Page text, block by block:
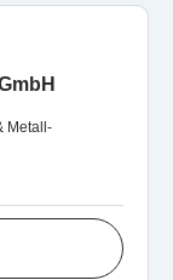
Metall-